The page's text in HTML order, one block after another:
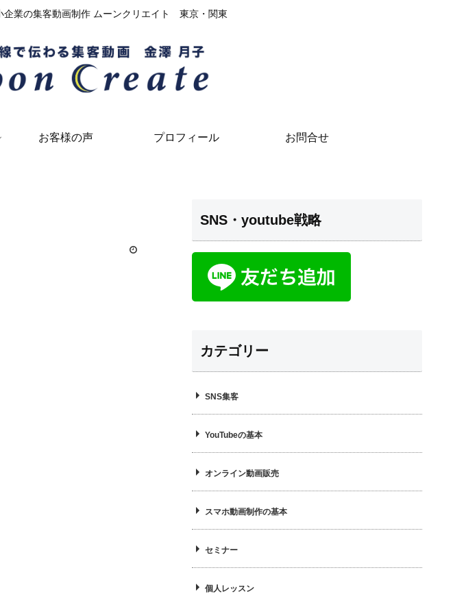
業の集客動画制作 ムーンクリエイト 東京・関東
お客様の声 プロフィール お問合せ
SNS・youtube戦略
カテゴリー
SNS集客
YouTubeの基本
オンライン動画販売
スマホ動画制作の基本
セミナー
個人レッスン